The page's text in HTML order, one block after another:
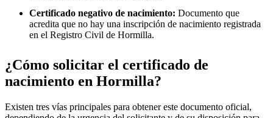
Certificado negativo de nacimiento: Documento que
acredita que no hay una inscripción de nacimiento registrada
en el Registro Civil de Hormilla.
¿Cómo solicitar el certificado de
nacimiento en Hormilla?
Existen tres vías principales para obtener este documento oficial,